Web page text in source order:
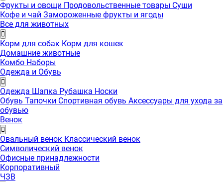
Фрукты и овощи Продовольственные товары Суши
Кофе и чай Замороженные фрукты и ягоды
Все для животных
Корм для собак Корм для кошек
Домашние животные
Комбо Наборы
Одежда и Обувь
Одежда Шапка Рубашка Носки
Обувь Тапочки Спортивная обувь Аксессуары для ухода за
обувью
Венок
Овальный венок Классический венок
Символический венок
Офисные принадлежности
Корпоративный
ЧЗВ